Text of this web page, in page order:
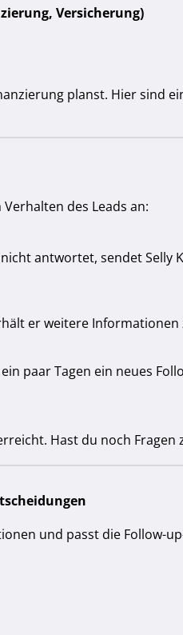
Versicherung)
planst. Hier sind
des Leads an:
antwortet, sendet Selly
er weitere Informationen
paar Tagen ein neues
Hast du noch Fragen
und passt die Follow-